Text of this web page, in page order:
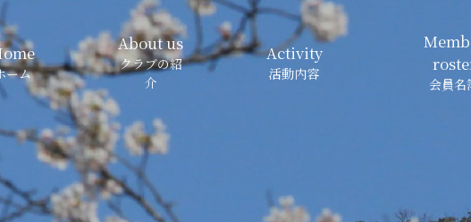
ーム
About us
クラブの紹
介
Activity
活動内容
会員名